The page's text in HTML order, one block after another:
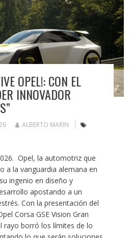
OPEL!: CON EL
INNOVADOR
ALBERTO MARIN
Opel, la automotriz que
a la vanguardia alemana en
ingenio en diseño y
apostando a un
Con la presentación del
Corsa GSE Vision Gran
rayo borró los límites de lo